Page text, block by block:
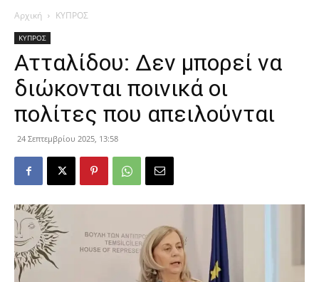
Αρχική ΚΥΠΡΟΣ
ΚΥΠΡΟΣ
Ατταλίδου: Δεν μπορεί να
διώκονται ποινικά οι
πολίτες που απειλούνται
24 Σεπτεμβρίου 2025, 13:58